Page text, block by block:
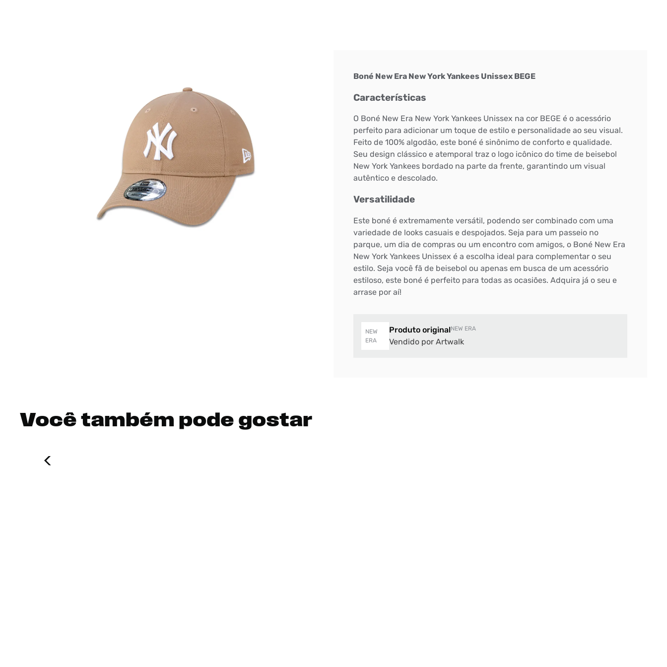
Boné New Era New York Yankees Unissex BEGE
Características
O Boné New Era New York Yankees Unissex na cor BEGE é o acessório
perfeito para adicionar um toque de estilo e personalidade ao seu visual.
Feito de 100% algodão, este boné é sinônimo de conforto e qualidade.
Seu design clássico e atemporal traz o logo icônico do time de beisebol
New York Yankees bordado na parte da frente, garantindo um visual
autêntico e descolado.
Versatilidade
Este boné é extremamente versátil, podendo ser combinado com uma
variedade de looks casuais e despojados. Seja para um passeio no
parque, um dia de compras ou um encontro com amigos, o Boné New Era
New York Yankees Unissex é a escolha ideal para complementar o seu
estilo. Seja você fã de beisebol ou apenas em busca de um acessório
estiloso, este boné é perfeito para todas as ocasiões. Adquira já o seu e
arrase por aí!
NEW
ERA
Produto originalNEW ERA
Vendido por Artwalk
Você também pode gostar